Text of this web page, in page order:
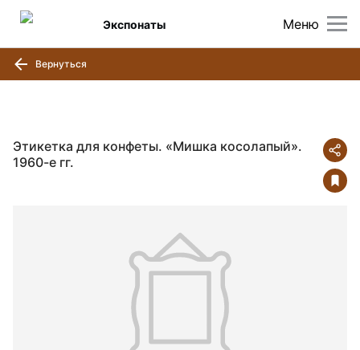
Меню
Экспонаты
Вернуться
Этикетка для конфеты. «Мишка косолапый».
1960-е гг.